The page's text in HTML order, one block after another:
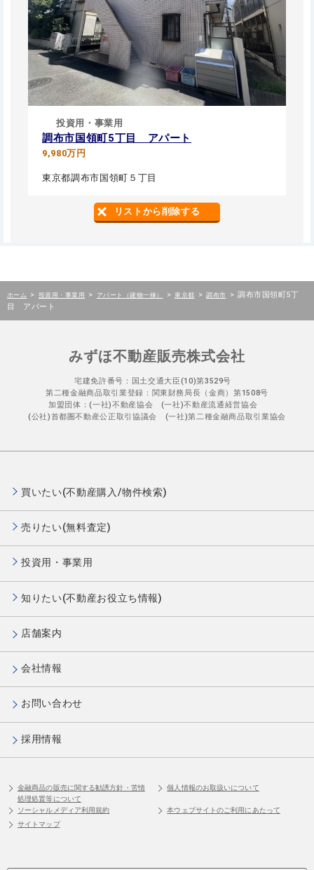
投資用・事業用
調布市国領町5丁目 アパート
9,980万円
東京都調布市国領町５丁目
リストから削除する
ホーム > 投資用・事業用 > アパート（建物一棟） > 東京都 > 調布市 > 調布市国領町5丁
目 アパート
みずほ不動産販売株式会社
宅建免許番号：国土交通大臣(10)第3529号
第二種金融商品取引業登録：関東財務局長（金商）第1508号
加盟団体：(一社)不動産協会 (一社)不動産流通経営協会
(公社)首都圏不動産公正取引協議会 (一社)第二種金融商品取引業協会
買いたい(不動産購入/物件検索)
売りたい(無料査定)
投資用・事業用
知りたい(不動産お役立ち情報)
店舗案内
会社情報
お問い合わせ
採用情報
金融商品の販売に関する勧誘方針・苦情
処理処置等について
個人情報のお取扱いについて
ソーシャルメディア利用規約
本ウェブサイトのご利用にあたって
サイトマップ